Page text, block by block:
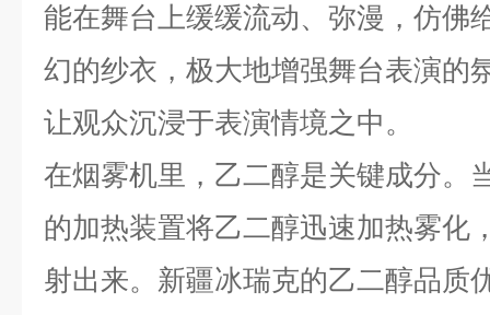
能在舞台上缓缓流动、弥漫，仿佛
幻的纱衣，极大地增强舞台表演的
让观众沉浸于表演情境之中。
在烟雾机里，乙二醇是关键成分。
的加热装置将乙二醇迅速加热雾化
射出来。新疆冰瑞克的乙二醇品质